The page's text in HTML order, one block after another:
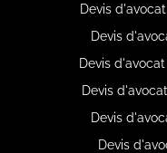
Devis
Devis
Devis
Devis
Devis
Devis